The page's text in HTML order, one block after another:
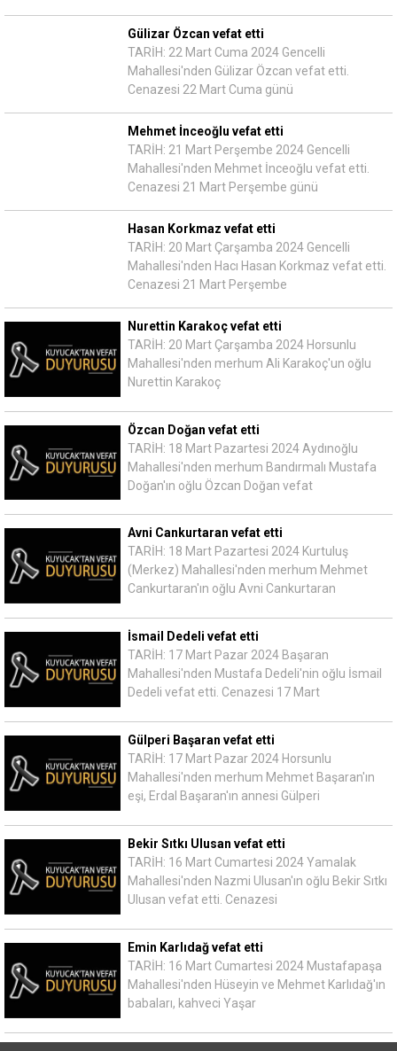
Gülizar Özcan vefat etti
TARİH: 22 Mart Cuma 2024 Gencelli
Mahallesi'nden Gülizar Özcan vefat etti.
Cenazesi 22 Mart Cuma günü
Mehmet İnceoğlu vefat etti
TARİH: 21 Mart Perşembe 2024 Gencelli
Mahallesi'nden Mehmet İnceoğlu vefat etti.
Cenazesi 21 Mart Perşembe günü
Hasan Korkmaz vefat etti
TARİH: 20 Mart Çarşamba 2024 Gencelli
Mahallesi'nden Hacı Hasan Korkmaz vefat etti.
Cenazesi 21 Mart Perşembe
Nurettin Karakoç vefat etti
TARİH: 20 Mart Çarşamba 2024 Horsunlu
Mahallesi'nden merhum Ali Karakoç'un oğlu
Nurettin Karakoç
Özcan Doğan vefat etti
TARİH: 18 Mart Pazartesi 2024 Aydınoğlu
Mahallesi'nden merhum Bandırmalı Mustafa
Doğan'ın oğlu Özcan Doğan vefat
Avni Cankurtaran vefat etti
TARİH: 18 Mart Pazartesi 2024 Kurtuluş
(Merkez) Mahallesi'nden merhum Mehmet
Cankurtaran'ın oğlu Avni Cankurtaran
İsmail Dedeli vefat etti
TARİH: 17 Mart Pazar 2024 Başaran
Mahallesi'nden Mustafa Dedeli'nin oğlu İsmail
Dedeli vefat etti. Cenazesi 17 Mart
Gülperi Başaran vefat etti
TARİH: 17 Mart Pazar 2024 Horsunlu
Mahallesi'nden merhum Mehmet Başaran'ın
eşi, Erdal Başaran'ın annesi Gülperi
Bekir Sıtkı Ulusan vefat etti
TARİH: 16 Mart Cumartesi 2024 Yamalak
Mahallesi'nden Nazmi Ulusan'ın oğlu Bekir Sıtkı
Ulusan vefat etti. Cenazesi
Emin Karlıdağ vefat etti
TARİH: 16 Mart Cumartesi 2024 Mustafapaşa
Mahallesi'nden Hüseyin ve Mehmet Karlıdağ'ın
babaları, kahveci Yaşar